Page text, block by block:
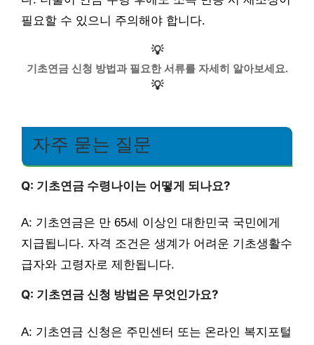
필요할 수 있으니 주의해야 합니다.
💡
기초연금 신청 방법과 필요한 서류를 자세히 알아보세요.
💡
자주 묻는 질문
Q: 기초연금 수령나이는 어떻게 되나요?
A: 기초연금은 만 65세 이상인 대한민국 국민에게
지급됩니다. 자격 조건은 생계가 어려운 기초생활수
급자와 고령자로 제한됩니다.
Q: 기초연금 신청 방법은 무엇인가요?
A: 기초연금 신청은 주민센터 또는 온라인 복지포털